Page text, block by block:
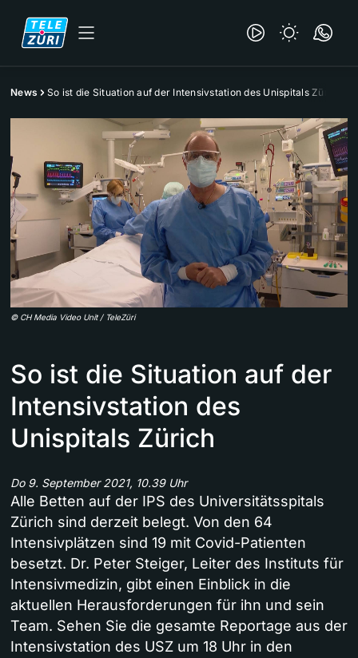
News So ist die Situation auf der Intensivstation des Unispitals Zürich
© CH Media Video Unit / TeleZüri
So ist die Situation auf der
Intensivstation des
Unispitals Zürich
Do 9. September 2021, 10.39 Uhr
Alle Betten auf der IPS des Universitätsspitals
Zürich sind derzeit belegt. Von den 64
Intensivplätzen sind 19 mit Covid-Patienten
besetzt. Dr. Peter Steiger, Leiter des Instituts für
Intensivmedizin, gibt einen Einblick in die
aktuellen Herausforderungen für ihn und sein
Team. Sehen Sie die gesamte Reportage aus der
Intensivstation des USZ um 18 Uhr in den